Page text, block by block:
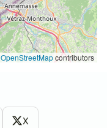
OpenStreetMapcontributors
X